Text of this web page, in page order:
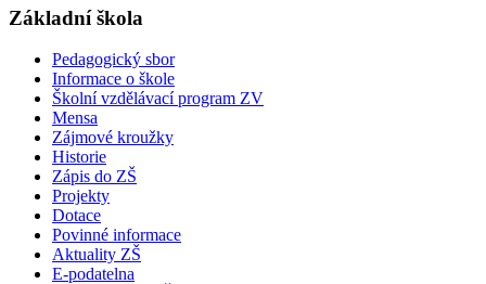
Základní škola
Pedagogický sbor
Informace o škole
Školní vzdělávací program ZV
Mensa
Zájmové kroužky
Historie
Zápis do ZŠ
Projekty
Dotace
Povinné informace
Aktuality ZŠ
E-podatelna